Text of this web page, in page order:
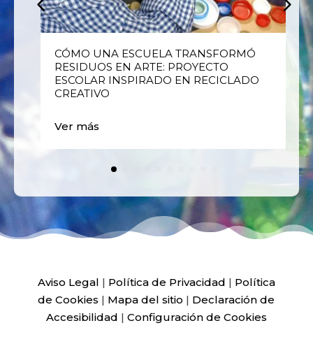
CÓMO UNA ESCUELA TRANSFORMÓ
RESIDUOS EN ARTE: PROYECTO
ESCOLAR INSPIRADO EN RECICLADO
CREATIVO
Ver más
Aviso Legal | Política de Privacidad | Política
de Cookies | Mapa del sitio | Declaración de
Accesibilidad | Configuración de Cookies